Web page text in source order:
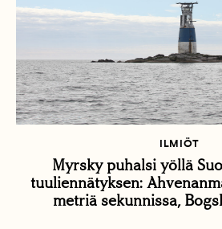
ILMIÖT
Myrsky puhalsi yöllä
tuuliennätyksen:
metriä sekunnissa,